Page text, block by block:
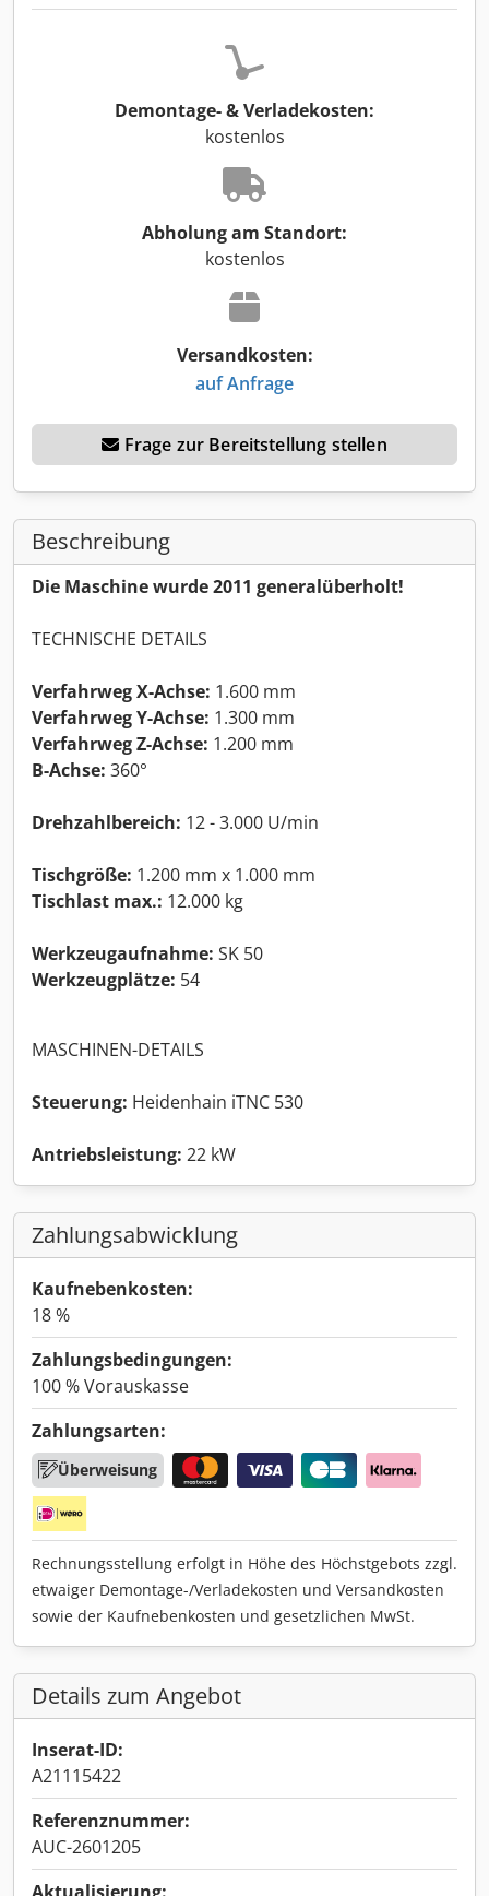
Demontage- & Verladekosten:
kostenlos
Abholung am Standort:
kostenlos
Versandkosten:
auf Anfrage
Frage zur Bereitstellung stellen
Beschreibung
Die Maschine wurde 2011 generalüberholt!
TECHNISCHE DETAILS
Verfahrweg X-Achse: 1.600 mm
Verfahrweg Y-Achse: 1.300 mm
Verfahrweg Z-Achse: 1.200 mm
B-Achse: 360°
Drehzahlbereich: 12 - 3.000 U/min
Tischgröße: 1.200 mm x 1.000 mm
Tischlast max.: 12.000 kg
Werkzeugaufnahme: SK 50
Werkzeugplätze: 54
MASCHINEN-DETAILS
Steuerung: Heidenhain iTNC 530
Antriebsleistung: 22 kW
Zahlungsabwicklung
Kaufnebenkosten:
18 %
Zahlungsbedingungen:
100 % Vorauskasse
Zahlungsarten:
Überweisung
Rechnungsstellung erfolgt in Höhe des Höchstgebots zzgl.
etwaiger Demontage-/Verladekosten und Versandkosten
sowie der Kaufnebenkosten und gesetzlichen MwSt.
Details zum Angebot
Inserat-ID:
A21115422
Referenznummer:
AUC-2601205